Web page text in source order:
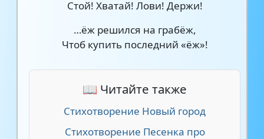
Стой! Хватай! Лови! Держи!
…ёж решился на грабёж,
Чтоб купить последний «ёж»!
📖 Читайте также
Стихотворение Новый город
Стихотворение Песенка про